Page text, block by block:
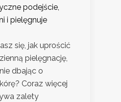
podejście,
i pielęgnuje
się, jak uprościć
pielęgnację,
dbając o
Coraz więcej
zalety